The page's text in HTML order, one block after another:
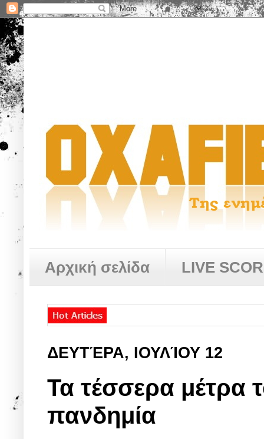
Αρχική σελίδα LIVE
ΔΕΥΤΈΡΑ, ΙΟΥΛΊΟΥ 12
Τα τέσσερα μέτρα
πανδημία